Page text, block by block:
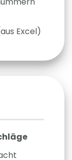
Excel)